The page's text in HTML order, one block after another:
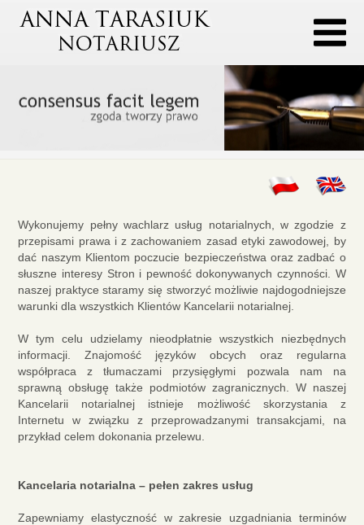
Wykonujemy pełny wachlarz usług notarialnych, w zgodzie z
przepisami prawa i z zachowaniem zasad etyki zawodowej, by
dać naszym Klientom poczucie bezpieczeństwa oraz zadbać o
słuszne interesy Stron i pewność dokonywanych czynności. W
naszej praktyce staramy się stworzyć możliwie najdogodniejsze
warunki dla wszystkich Klientów Kancelarii notarialnej.
W tym celu udzielamy nieodpłatnie wszystkich niezbędnych
informacji. Znajomość języków obcych oraz regularna
współpraca z tłumaczami przysięgłymi pozwala nam na
sprawną obsługę także podmiotów zagranicznych. W naszej
Kancelarii notarialnej istnieje możliwość skorzystania z
Internetu w związku z przeprowadzanymi transakcjami, na
przykład celem dokonania przelewu.
Kancelaria notarialna – pełen zakres usług
Zapewniamy elastyczność w zakresie uzgadniania terminów